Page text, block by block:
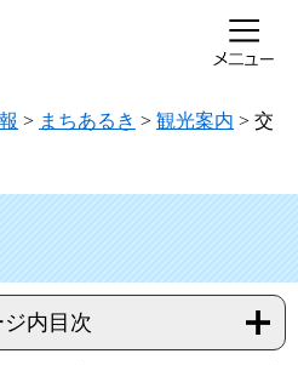
> まちあるき > 観光案内 > 交
内目次